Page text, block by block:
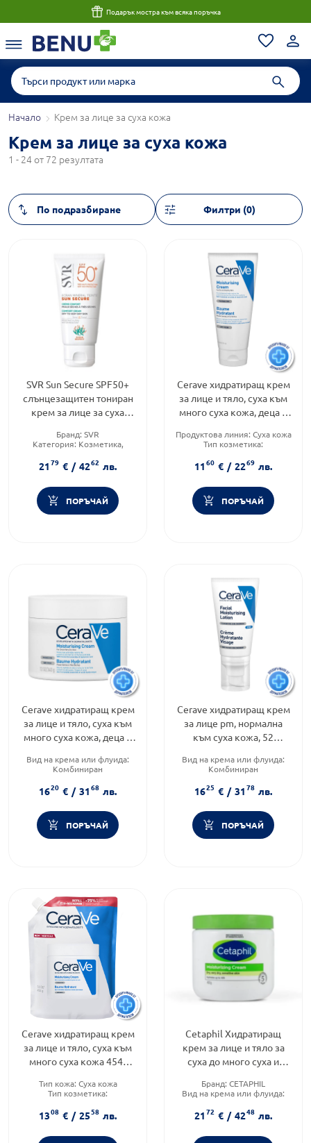
Подарък мостра към всяка поръчка
Начало Крем за лице за суха кожа
Крем за лице за суха кожа
1 - 24 от 72 резултата
Филтри (0)
SVR Sun Secure SPF50+
слънцезащитен тониран
крем за лице за суха
Бранд: SVR
Категория: Козметика,
Продуктова линия:SUN
SECURE
2179 € / 4262 лв.
ПОРЪЧАЙ
Cerave хидратиращ крем
за лице и тяло, суха към
много суха кожа, деца и
туба/
Продуктова линия: Суха кожа
Тип козметика:
Функционалност:
Подхранване и хидратация
1160 € / 2269 лв.
ПОРЪЧАЙ
Cerave хидратиращ крем
за лице и тяло, суха към
много суха кожа, деца и
буркан/
Вид на крема или флуида:
Комбиниран
Дермокозметика
Функционалност:
1620 € / 3168 лв.
ПОРЪЧАЙ
Cerave хидратиращ крем
за лице pm, нормална
към суха кожа, 52
Вид на крема или флуида:
Комбиниран
красота и лична хигиена
Тип козметика:
1625 € / 3178 лв.
ПОРЪЧАЙ
Cerave хидратиращ крем
за лице и тяло, суха към
много суха кожа 454г
Тип кожа: Суха кожа
Тип козметика:
Функционалност:
Подхранване и хидратация
1308 € / 2558 лв.
Cetaphil Хидратиращ
крем за лице и тяло за
суха до много суха и
Бранд: CETAPHIL
Вид на крема или флуида:
Тип кожа: Суха кожа
2172 € / 4248 лв.